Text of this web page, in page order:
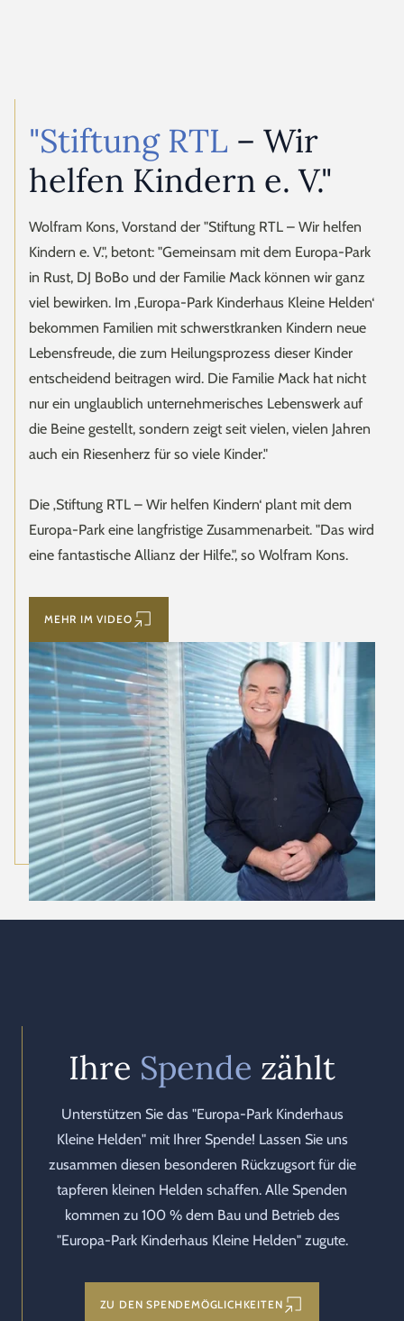
"Stiftung RTL – Wir
helfen Kindern e. V."
Wolfram Kons, Vorstand der "Stiftung RTL – Wir helfen
Kindern e. V.", betont: "Gemeinsam mit dem Europa-Park
in Rust, DJ BoBo und der Familie Mack können wir ganz
viel bewirken. Im ‚Europa-Park Kinderhaus Kleine Helden‘
bekommen Familien mit schwerstkranken Kindern neue
Lebensfreude, die zum Heilungsprozess dieser Kinder
entscheidend beitragen wird. Die Familie Mack hat nicht
nur ein unglaublich unternehmerisches Lebenswerk auf
die Beine gestellt, sondern zeigt seit vielen, vielen Jahren
auch ein Riesenherz für so viele Kinder."
Die ‚Stiftung RTL – Wir helfen Kindern‘ plant mit dem
Europa-Park eine langfristige Zusammenarbeit. "Das wird
eine fantastische Allianz der Hilfe.", so Wolfram Kons.
MEHR IM VIDEO
Ihre Spende zählt
Unterstützen Sie das "Europa-Park Kinderhaus
Kleine Helden" mit Ihrer Spende! Lassen Sie uns
zusammen diesen besonderen Rückzugsort für die
tapferen kleinen Helden schaffen. Alle Spenden
kommen zu 100 % dem Bau und Betrieb des
"Europa-Park Kinderhaus Kleine Helden" zugute.
ZU DEN SPENDEMÖGLICHKEITEN